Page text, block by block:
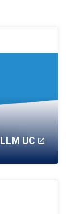
UC launch